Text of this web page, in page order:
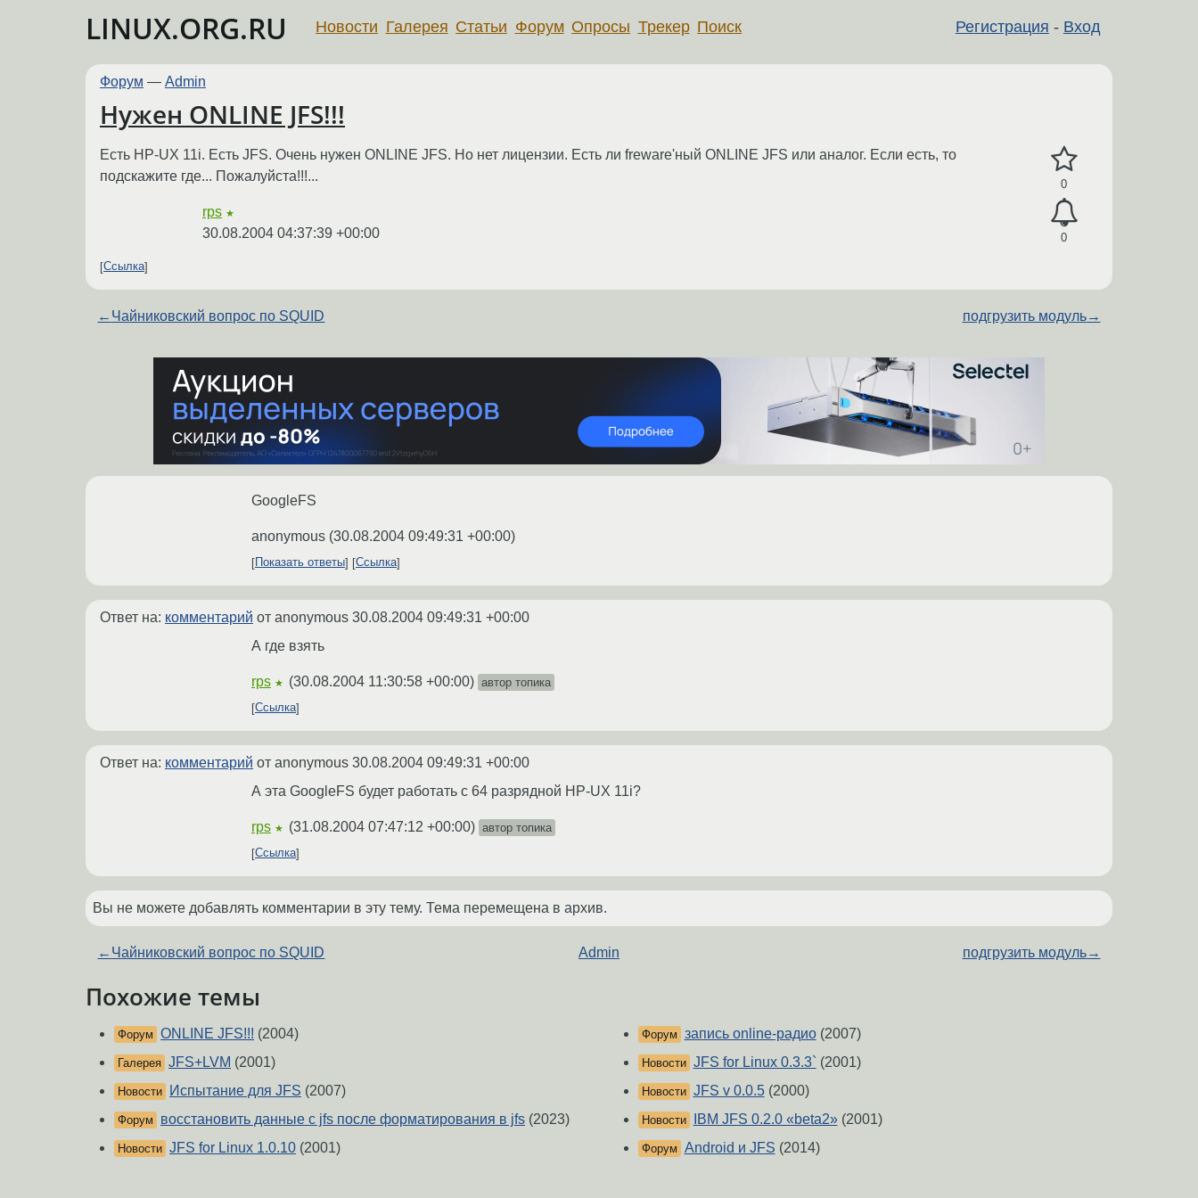
LINUX.ORG.RU Регистрация - Вход
Новости Галерея Статьи Форум Опросы Трекер Поиск
Форум — Admin
Нужен ONLINE JFS!!!
0
0
Есть HP-UX 11i. Есть JFS. Очень нужен ONLINE JFS. Но нет лицензии. Есть ли freware'ный ONLINE JFS или аналог. Если есть, то
подскажите где... Пожалуйста!!!...
rps ★
30.08.2004 04:37:39 +00:00
Ссылка
← Чайниковский вопрос по SQUID подгрузить модуль→
GoogleFS
anonymous (30.08.2004 09:49:31 +00:00)
Показать ответы Ссылка
Ответ на: комментарий от anonymous 30.08.2004 09:49:31 +00:00
А где взять
rps ★ (30.08.2004 11:30:58 +00:00) автор топика
Ссылка
Ответ на: комментарий от anonymous 30.08.2004 09:49:31 +00:00
А эта GoogleFS будет работать с 64 разрядной HP-UX 11i?
rps ★ (31.08.2004 07:47:12 +00:00) автор топика
Ссылка
Вы не можете добавлять комментарии в эту тему. Тема перемещена в архив.
← Чайниковский вопрос по SQUID Admin подгрузить модуль→
Похожие темы
Форум ONLINE JFS!!! (2004)
Галерея JFS+LVM (2001)
Новости Испытание для JFS (2007)
Форум восстановить данные с jfs после форматирования в jfs (2023)
Новости JFS for Linux 1.0.10 (2001)
Форум запись online-радио(2007)
Новости JFS for Linux 0.3.3` (2001)
Новости JFS v 0.0.5(2000)
Новости IBM JFS 0.2.0 «beta2»(2001)
Форум Android и JFS (2014)